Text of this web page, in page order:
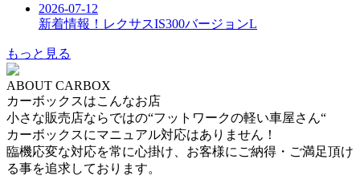
2026-07-12
新着情報！レクサスIS300バージョンL
もっと見る
ABOUT CARBOX
カーボックスはこんなお店
小さな販売店ならではの“フットワークの軽い車屋さん“
カーボックスにマニュアル対応はありません！
臨機応変な対応を常に心掛け、お客様にご納得・ご満足頂け
る事を追求しております。